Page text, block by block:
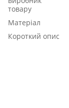
товару
Матеріал
Короткий опис